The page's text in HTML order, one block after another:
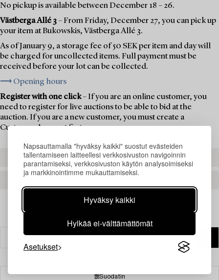
Napsauttamalla "hyväksy kaikki" suostut evästeiden
tallentamiseen laitteellesi verkkosivuston navigoinnin
parantamiseksi, verkkosivuston käytön analysoimiseksi
ja markkinointimme mukauttamiseksi.
Hyväksy kaikki
Hylkää ei-välttämättömät
Asetukset
No pickup is available between December 18 – 26.
Västberga Allé 3– From Friday, December 27, you can pick up
your item at Bukowskis, Västberga Allé 3.
As of January 9, a storage fee of 50 SEK per item and day will
be charged for uncollected items. Full payment must be
received before your lot can be collected.
⟶ Opening hours
Register with one click– If you are an online customer, you
need to register for live auctions to be able to bid at the
auction. If you are a new customer, you must create a
Customer Account first.
REGISTER TO BID
Suodatin